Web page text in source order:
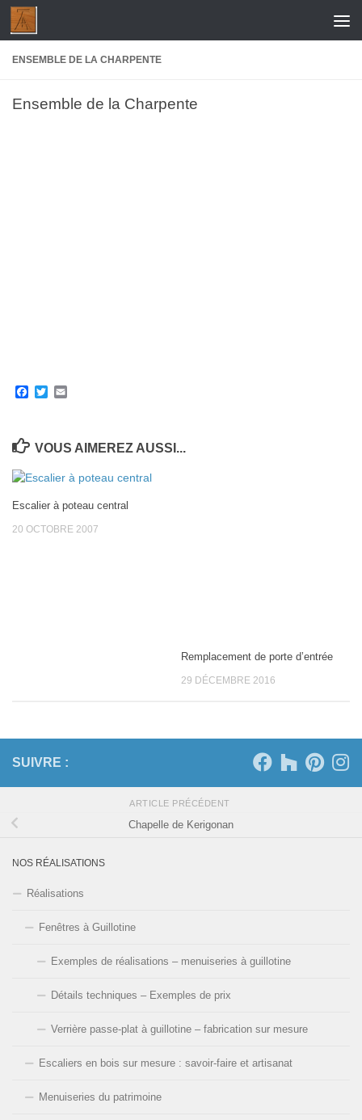
Skip to content
ENSEMBLE DE LA CHARPENTE
Ensemble de la Charpente
Facebook
Twitter
VOUS AIMEREZ AUSSI...
Escalier à poteau central
20 OCTOBRE 2007
Remplacement de porte d’entrée
29 DÉCEMBRE 2016
SUIVRE :
ARTICLE PRÉCÉDENT
Chapelle de Kerigonan
NOS RÉALISATIONS
Réalisations
Fenêtres à Guillotine
Exemples de réalisations – menuiseries à guillotine
Détails techniques – Exemples de prix
Verrière passe-plat à guillotine – fabrication sur mesure
Escaliers en bois sur mesure : savoir-faire et artisanat
Menuiseries du patrimoine